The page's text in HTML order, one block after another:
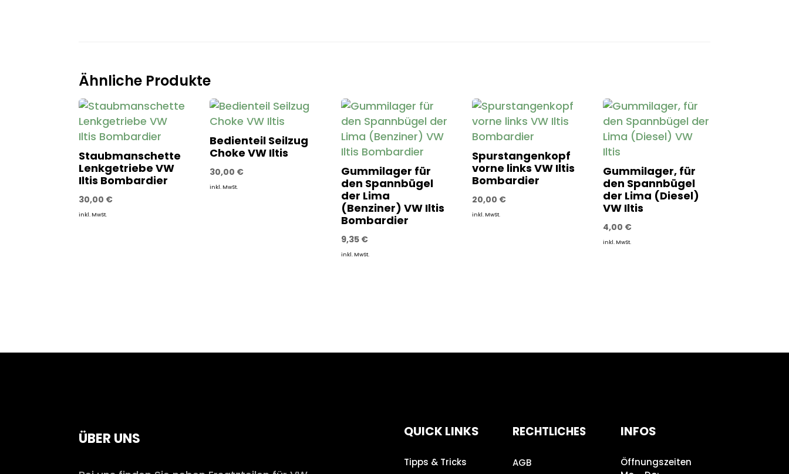
Ähnliche Produkte
Staubmanschette
Lenkgetriebe VW
Iltis Bombardier
30,00 €
inkl. MwSt.
Bedienteil Seilzug
Choke VW Iltis
30,00 €
inkl. MwSt.
Gummilager für
den Spannbügel
der Lima
(Benziner) VW Iltis
Bombardier
9,35 €
inkl. MwSt.
Spurstangenkopf
vorne links VW Iltis
Bombardier
20,00 €
inkl. MwSt.
Gummilager, für
den Spannbügel
der Lima (Diesel)
VW Iltis
4,00 €
inkl. MwSt.
ÜBER UNS QUICK LINKS
Tipps & Tricks
RECHTLICHES
AGB
INFOS
Öffnungszeiten